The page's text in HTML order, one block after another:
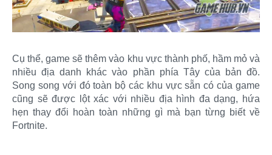
Cụ thể, game sẽ thêm vào khu vực thành phố, hầm mỏ và
nhiều địa danh khác vào phần phía Tây của bản đồ.
Song song với đó toàn bộ các khu vực sẵn có của game
cũng sẽ được lột xác với nhiều địa hình đa dạng, hứa
hẹn thay đổi hoàn toàn những gì mà bạn từng biết về
Fortnite.